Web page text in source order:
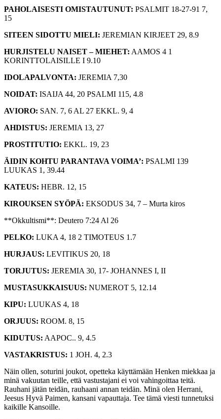
PAHOLAISESTI OMISTAUTUNUT: PSALMIT 18-27-91 7,
15
SITEEN SIDOTTU MIELI: JEREMIAN KIRJEET 29, 8.9
HURJISTELU NAISET – MIEHET: AAMOS 4 1
KORINTTOLAISILLE I 9.10
IDOLAPALVONTA: JEREMIA 7,30
NOIDAT: ISAIJA 44, 20 PSALMI 115, 4.8
AVIORO: SAN. 7, 6 AL 27 EKKL. 9, 4
AHDISTUS: JEREMIA 13, 27
PROSTITUTIO: EKKL. 19, 23
ÄIDIN KOHTU PARANTAVA VOIMA’: PSALMI 139
LUUKAS 1, 39.44
KATEUS: HEBR. 12, 15
KIROUKSEN SYÖPÄ: EKSODUS 34, 7 – Murta kiros
**Okkultismi**: Deutero 7:24 Al 26
PELKO: LUKA 4, 18 2 TIMOTEUS 1.7
HURJAUS: LEVITIKUS 20, 18
TORJUTUS: JEREMIA 30, 17- JOHANNES I, II
MUSTASUKKAISUUS: NUMEROT 5, 12.14
KIPU: LUUKAS 4, 18
ORJUUS: ROOM. 8, 15
KIDUTUS: AAPOC.. 9, 4.5
VASTAKRISTUS: 1 JOH. 4, 2.3
Näin ollen, soturini joukot, opetteka käyttämään Henken miekkaa ja
minä vakuutan teille, että vastustajani ei voi vahingoittaa teitä.
Rauhani jätän teidän, rauhaani annan teidän. Minä olen Herrani,
Jeesus Hyvä Paimen, kansani vapauttaja. Tee tämä viesti tunnetuksi
kaikille Kansoille.